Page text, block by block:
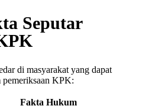
Seputar
di masyarakat yang dapat
KPK:
Fakta Hukum